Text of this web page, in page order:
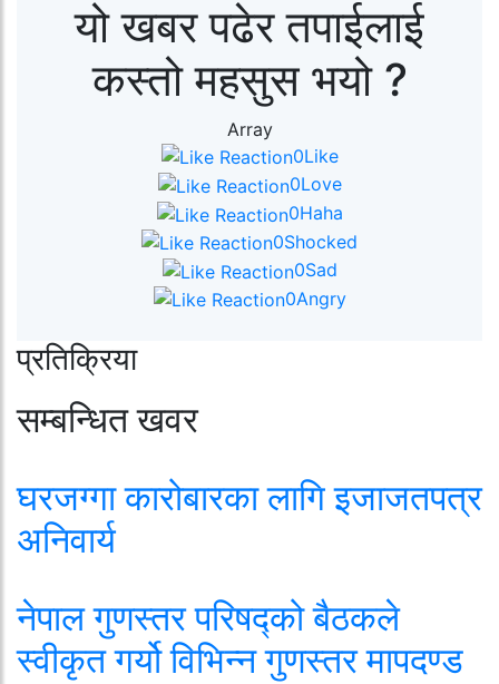
यो खबर पढेर तपाईलाई
कस्तो महसुस भयो ?
Array
0Like
0Love
0Haha
0Shocked
0Sad
0Angry
प्रतिक्रिया
सम्बन्धित खवर
घरजग्गा कारोबारका लागि इजाजतपत्र
अनिवार्य
नेपाल गुणस्तर परिषद्को बैठकले
स्वीकृत गर्यो विभिन्न गुणस्तर मापदण्ड